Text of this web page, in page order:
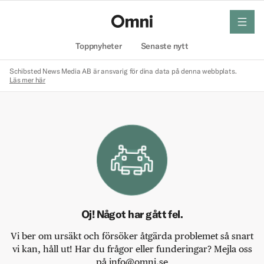
Toppnyheter Senaste nytt
meny
Schibsted News Media AB är ansvarig för dina data på denna webbplats.
Läs mer här
Oj! Något har gått fel.
Vi ber om ursäkt och försöker åtgärda problemet så snart
vi kan, håll ut! Har du frågor eller funderingar? Mejla oss